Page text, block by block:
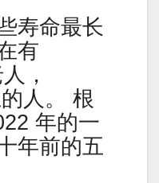
寿命最长
有
，
人。 根
年的一
年前的五